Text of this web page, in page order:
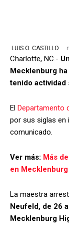
LUIS O. CASTILLO
Charlotte, NC.-
Mecklenburg
tenido actividad
El Departamento
por sus siglas
comunicado.
Ver más: Más
en Mecklenburg
La maestra
Neufeld, de 26
Mecklenburg